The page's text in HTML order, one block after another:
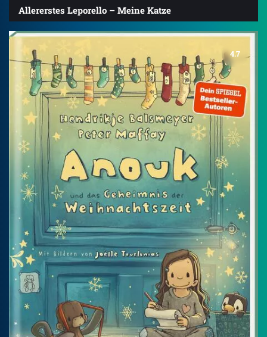
Allererstes Leporello – Meine Katze
4.7